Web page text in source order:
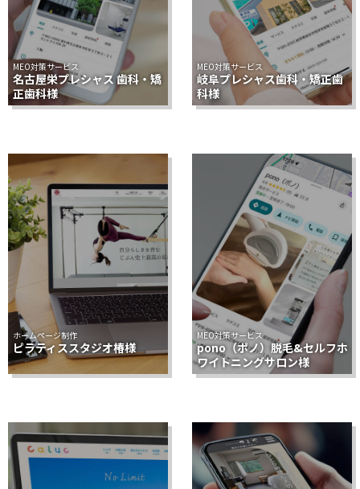
MEO対策サービス
名古屋栄プレシャス 歯科・矯
正歯科様
MEO対策サービス
岐阜プレシャス歯科・矯正歯
科様
ホームページ制作
ピラティススタジオ椿様
MEO対策サービス
pono（ポノ）脱毛&セルフホ
ワイトニングサロン様